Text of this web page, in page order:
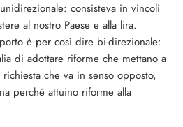
consisteva in vincoli
al nostro Paese e alla lira.
è per così dire bi-direzionale:
di adottare riforme che mettano a
richiesta che va in senso opposto,
perché attuino riforme alla